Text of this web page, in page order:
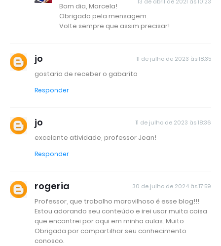
Bom dia, Marcela!
Obrigado pela mensagem.
Volte sempre que assim precisar!
jo 11 de julho de 2023 às 18:35
gostaria de receber o gabarito
Responder
jo 11 de julho de 2023 às 18:36
excelente atividade, professor Jean!
Responder
rogeria 30 de julho de 2024 às 17:59
Professor, que trabalho maravilhoso é esse blog!!!
Estou adorando seu conteúdo e irei usar muita coisa
que encontrei por aqui em minha aulas. Muito
Obrigada por compartilhar seu conhecimento
conosco.